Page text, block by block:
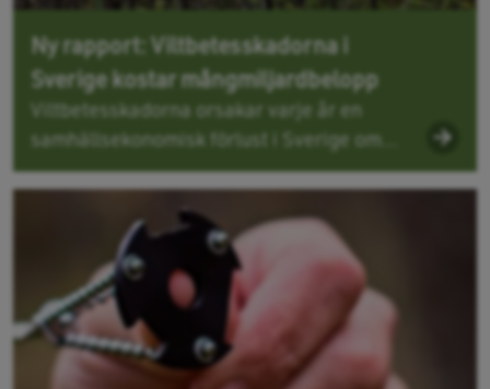
Ny rapport: Viltbetesskadorna i
Sverige kostar mångmiljardbelopp
Viltbetesskadorna orsakar varje år en
samhällsekonomisk förlust i Sverige om...